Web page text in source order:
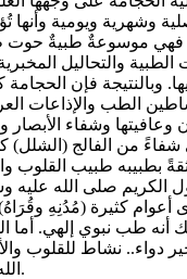
ويومية وأنها
فهي موسوعةٌ طبيةٌ حوت
الطبية والتحاليل
وبالنتيجة فإن
الطب والإذاعات
وعافيتها وشفاء
من الفالج (الشلل)
طبيب القلوب
الكريم صلى الله
أعوام كثيرة (مُدُنِهِ
أنه طب نبوي إلهي.
وخير دواء.. نشاط
الله عليه وسلم) معجزاتُ.. فطِبُّهُ النبوي لنا برءٌ وعلاجات.